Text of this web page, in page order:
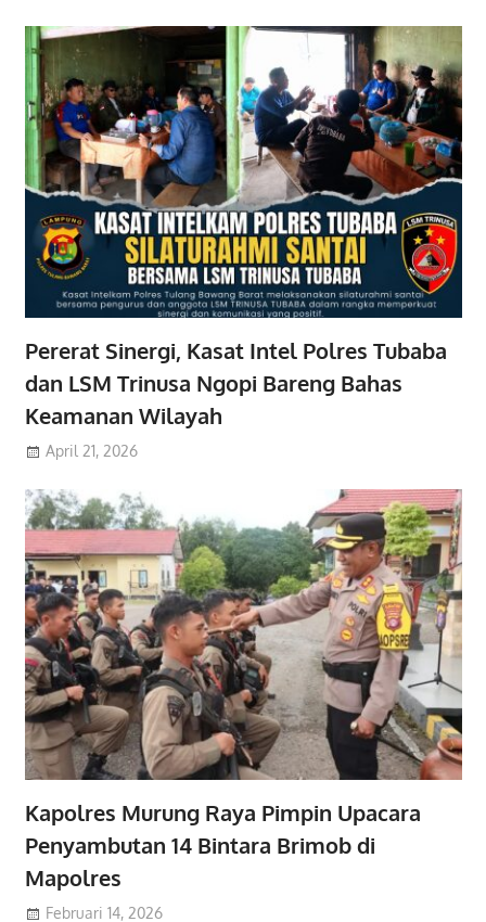
Pererat Sinergi, Kasat Intel Polres Tubaba
dan LSM Trinusa Ngopi Bareng Bahas
Keamanan Wilayah
April 21, 2026
Kapolres Murung Raya Pimpin Upacara
Penyambutan 14 Bintara Brimob di
Mapolres
Februari 14, 2026